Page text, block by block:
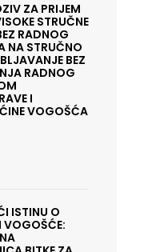
ZA PRIJEM
STRUČNE
RADNOG
NA STRUČNO
BEZ
RADNOG
I
VOGOŠĆA
ISTINU O
VOGOŠĆE: